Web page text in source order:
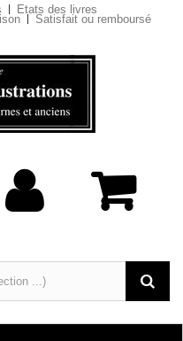
Etats des livres
Satisfait ou remboursé